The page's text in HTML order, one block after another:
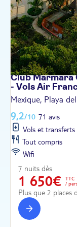
Club Marmara
- Vols Air
Mexique, Playa
9,2/10 71 avis
Vols et transferts
Tout compris
Wifi
7 nuits dès
1 650€
TTC
/
Plus que 2 places